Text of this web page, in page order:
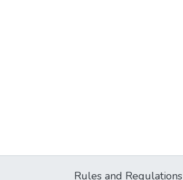
Rules and Regulations